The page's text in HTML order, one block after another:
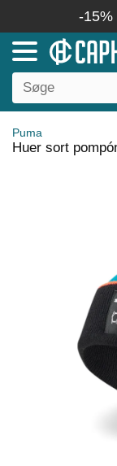
-15%
Puma
Huer sort